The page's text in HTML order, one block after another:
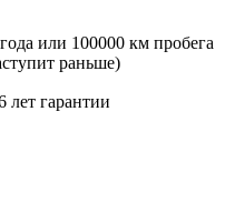
или 100000 км пробега
раньше)
лет гарантии